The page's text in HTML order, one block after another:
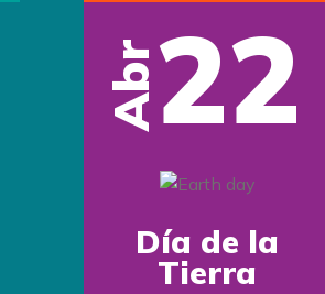
Abr22
Día de la
Tierra